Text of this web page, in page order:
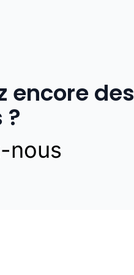
encore des
?
nous